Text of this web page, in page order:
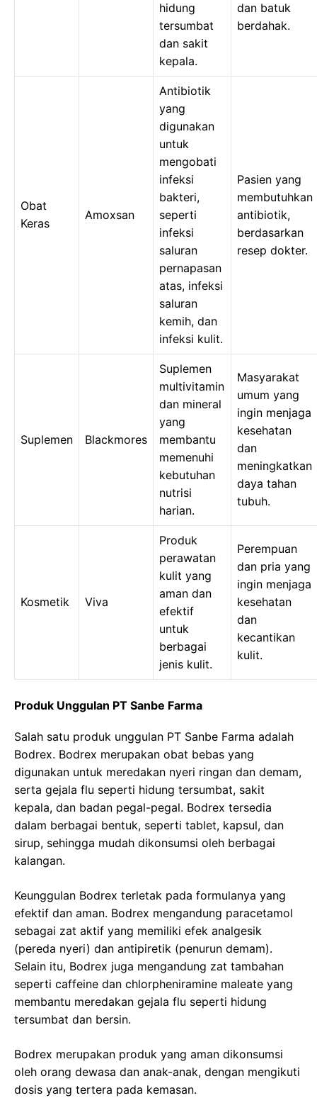
hidung
tersumbat
dan sakit
kepala.
dan batuk
berdahak.
Obat
Keras
Amoxsan
Antibiotik
yang
digunakan
untuk
mengobati
infeksi
bakteri,
seperti
infeksi
saluran
pernapasan
atas, infeksi
saluran
kemih, dan
infeksi kulit.
Pasien yang
membutuhkan
antibiotik,
berdasarkan
resep dokter.
Suplemen Blackmores
Suplemen
multivitamin
dan mineral
yang
membantu
memenuhi
kebutuhan
nutrisi
harian.
Masyarakat
umum yang
ingin menjaga
kesehatan
dan
meningkatkan
daya tahan
tubuh.
Kosmetik Viva
Produk
perawatan
kulit yang
aman dan
efektif
untuk
berbagai
jenis kulit.
Perempuan
dan pria yang
ingin menjaga
kesehatan
dan
kecantikan
kulit.
Produk Unggulan PT Sanbe Farma
Salah satu produk unggulan PT Sanbe Farma adalah
Bodrex. Bodrex merupakan obat bebas yang
digunakan untuk meredakan nyeri ringan dan demam,
serta gejala flu seperti hidung tersumbat, sakit
kepala, dan badan pegal-pegal. Bodrex tersedia
dalam berbagai bentuk, seperti tablet, kapsul, dan
sirup, sehingga mudah dikonsumsi oleh berbagai
kalangan.
Keunggulan Bodrex terletak pada formulanya yang
efektif dan aman. Bodrex mengandung paracetamol
sebagai zat aktif yang memiliki efek analgesik
(pereda nyeri) dan antipiretik (penurun demam).
Selain itu, Bodrex juga mengandung zat tambahan
seperti caffeine dan chlorpheniramine maleate yang
membantu meredakan gejala flu seperti hidung
tersumbat dan bersin.
Bodrex merupakan produk yang aman dikonsumsi
oleh orang dewasa dan anak-anak, dengan mengikuti
dosis yang tertera pada kemasan.